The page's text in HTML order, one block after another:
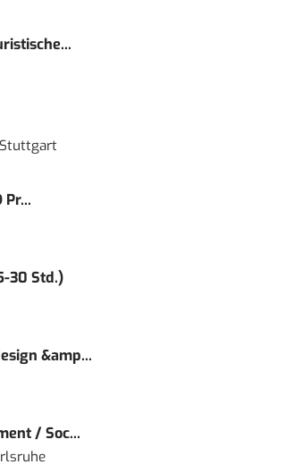
Stuttgart
30 Std.)
&amp...
/ Soc...